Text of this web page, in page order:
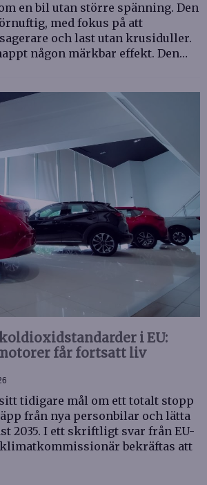
en bil utan större spänning. Den
med fokus på att
och last utan krusiduller.
någon märkbar effekt. Den…
i EU:
får fortsatt liv
tidigare mål om ett totalt stopp
från nya personbilar och lätta
2035. I ett skriftligt svar från EU-
bekräftas att